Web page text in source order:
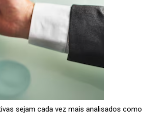
sejam cada vez mais analisados como